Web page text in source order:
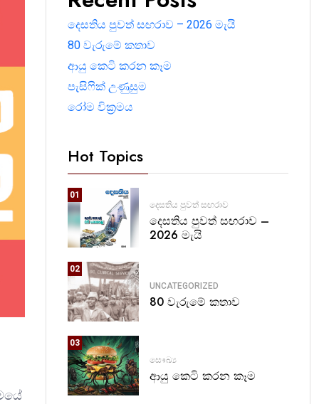
දෙසතිය පුවත් සඟරාව – 2026 මැයි
80 වැරුමේ කතාව
ආයු කෙටි කරන කෑම
පැසිෆික් උණුසුම
රෝම වික්‍රමය
Hot Topics
01
දෙසතිය පුවත් සඟරාව
දෙසතිය පුවත් සඟරාව –
2026 මැයි
02
UNCATEGORIZED
80 වැරුමේ කතාව
03
සෞඛ්‍ය
ආයු කෙටි කරන කෑම